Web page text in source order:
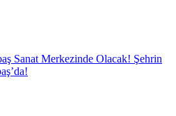
Sanat Merkezinde Olacak! Şehrin